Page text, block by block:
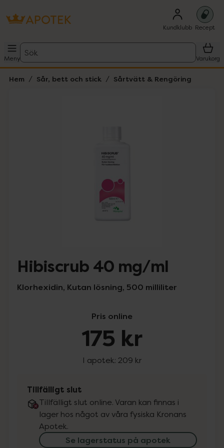
Kundklubb Recept
Meny
Sök
Varukorg
Hem Sår, bett och stick Sårtvätt & Rengöring
Hibiscrub 40 mg/ml
Klorhexidin, Kutan lösning, 500 milliliter
Pris online
175 kr
I apotek: 209 kr
Tillfälligt slut
Tillfälligt slut online. Varan kan finnas i
lager hos något av våra fysiska Kronans
Apotek.
Se lagerstatus på apotek